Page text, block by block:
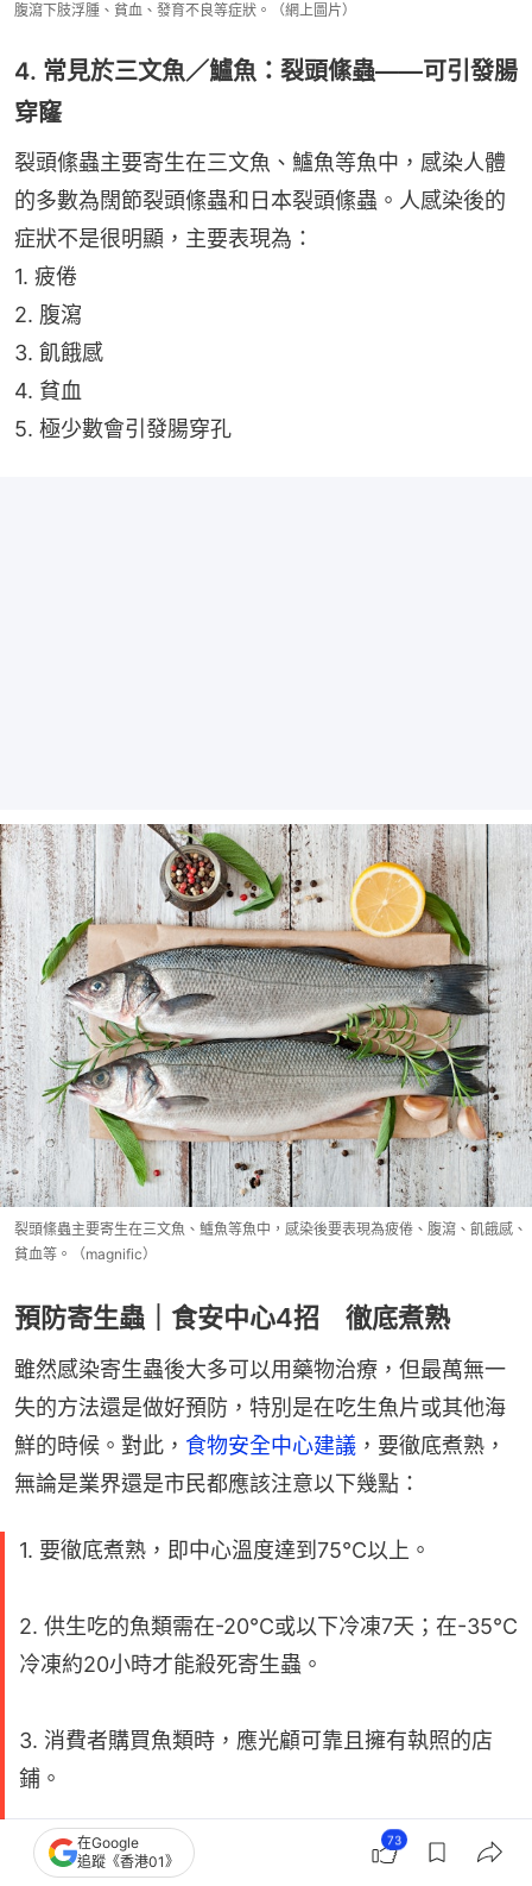
腹瀉下肢浮腫、貧血、發育不良等症狀。（網上圖片）
4. 常見於三文魚／鱸魚：裂頭絛蟲——可引發腸
穿窿
裂頭絛蟲主要寄生在三文魚、鱸魚等魚中，感染人體
的多數為闊節裂頭絛蟲和日本裂頭絛蟲。人感染後的
症狀不是很明顯，主要表現為：
1. 疲倦
2. 腹瀉
3. 飢餓感
4. 貧血
5. 極少數會引發腸穿孔
裂頭絛蟲主要寄生在三文魚、鱸魚等魚中，感染後要表現為疲倦、腹瀉、飢餓感、
貧血等。（magnific）
預防寄生蟲｜食安中心4招 徹底煮熟
雖然感染寄生蟲後大多可以用藥物治療，但最萬無一
失的方法還是做好預防，特別是在吃生魚片或其他海
鮮的時候。對此， 食物安全中心建議 ，要徹底煮熟，
無論是業界還是市民都應該注意以下幾點：
1. 要徹底煮熟，即中心溫度達到75°C以上。
2. 供生吃的魚類需在-20°C或以下冷凍7天；在-35°C
冷凍約20小時才能殺死寄生蟲。
3. 消費者購買魚類時，應光顧可靠且擁有執照的店
鋪。
4. 長者、幼童、孕婦及免疫系統較弱人士，不宜生吃
在Google
追蹤《香港01》
73